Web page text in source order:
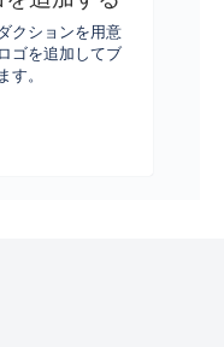
クションを用意
ゴを追加してブ
す。